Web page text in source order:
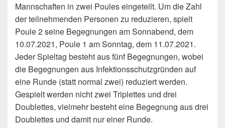
Mannschaften in zwei Poules eingeteilt. Um die Zahl
der teilnehmenden Personen zu reduzieren, spielt
Poule 2 seine Begegnungen am Sonnabend, dem
10.07.2021, Poule 1 am Sonntag, dem 11.07.2021.
Jeder Spieltag besteht aus fünf Begegnungen, wobei
die Begegnungen aus Infektionsschutzgründen auf
eine Runde (statt normal zwei) reduziert werden.
Gespielt werden nicht zwei Triplettes und drei
Doublettes, vielmehr besteht eine Begegnung aus drei
Doublettes und damit nur einer Runde.